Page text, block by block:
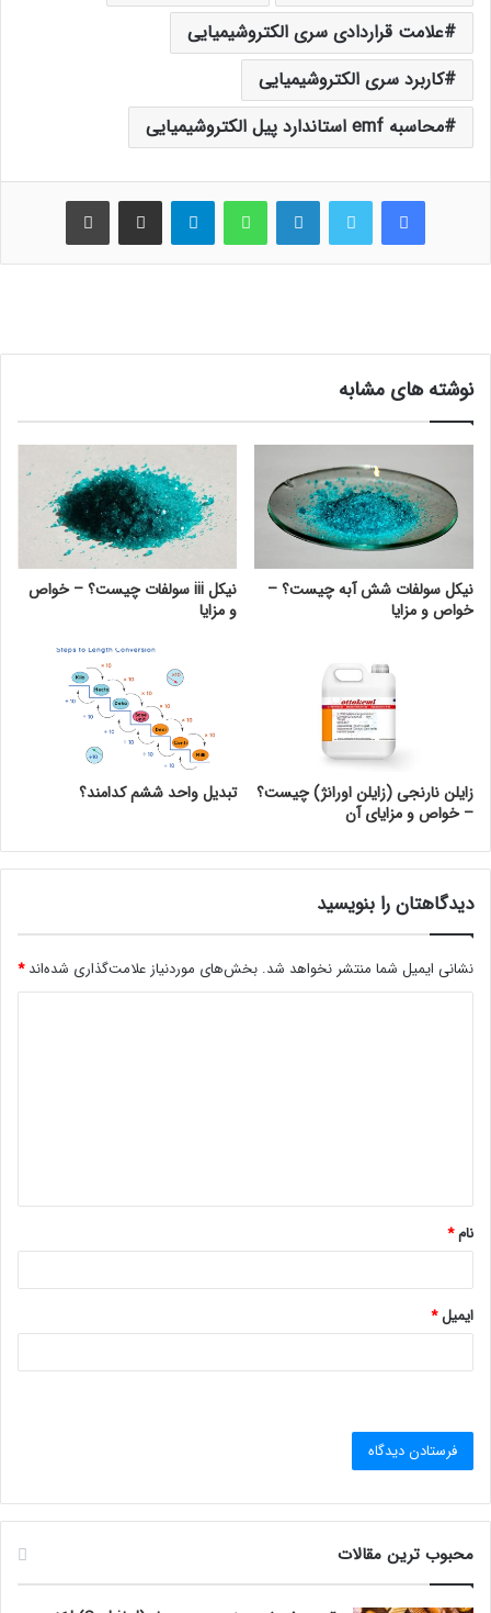
علامت قراردادی سری الکتروشیمیایی
کاربرد سری الکتروشیمیایی
محاسبه emf استاندارد پیل الکتروشیمیایی
فیس بوک لینکدین واتس آپ اشتراک گذاری از طریق ایمیل
نوشته های مشابه
نیکل سولفات شش آبه چیست؟ –
خواص و مزایا
نیکل iii سولفات چیست؟ – خواص
و مزایا
زایلن نارنجی (زایلن اورانژ) چیست؟
– خواص و مزایای آن
تبدیل واحد ششم کدامند؟
دیدگاهتان را بنویسید
نشانی ایمیل شما منتشر نخواهد شد. بخش‌های موردنیاز علامت‌گذاری شده‌اند*
*
نام*
ایمیل*
محبوب ترین مقالات